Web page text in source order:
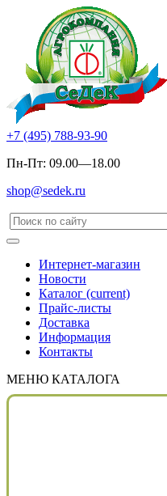
+7 (495) 788-93-90
Пн-Пт: 09.00—18.00
shop@sedek.ru
Интернет-магазин
Новости
Каталог (current)
Прайс-листы
Доставка
Информация
Контакты
МЕНЮ КАТАЛОГА